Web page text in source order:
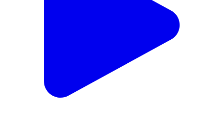
CIV RD 11 RMS bakhol 2026 top red delicious